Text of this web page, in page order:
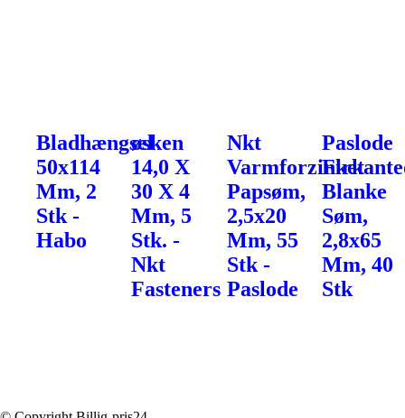
Bladhængsel
50x114
Mm, 2
Stk -
Habo
øsken
14,0 X
30 X 4
Mm, 5
Stk. -
Nkt
Fasteners
Nkt
Varmforzinket
Papsøm,
2,5x20
Mm, 55
Stk -
Paslode
Paslode
Blanke
Søm,
2,8x65
Mm, 40
Stk